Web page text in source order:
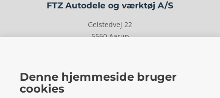
Denne hjemmeside bruger
cookies
FTZ Autodele og værktøj A/S
Gelstedvej 22
5560 Aarup